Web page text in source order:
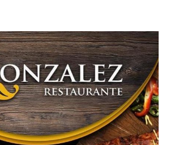
Cole,
Pedalea
y
Anda
a
Casa’»